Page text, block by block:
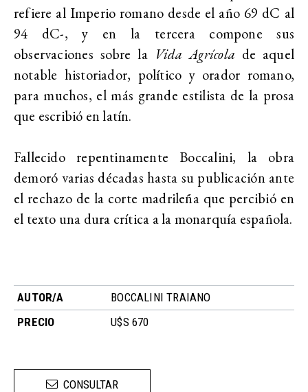
refiere al Imperio romano desde el año 69 dC al
94 dC-, y en la tercera compone sus
observaciones sobre la Vida Agrícola de aquel
notable historiador, político y orador romano,
para muchos, el más grande estilista de la prosa
que escribió en latín.
Fallecido repentinamente Boccalini, la obra
demoró varias décadas hasta su publicación ante
el rechazo de la corte madrileña que percibió en
el texto una dura crítica a la monarquía española.
AUTOR/A
BOCCALINI TRAIANO
PRECIO
U$S 670
CONSULTAR